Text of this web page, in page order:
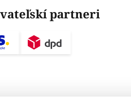
partneri